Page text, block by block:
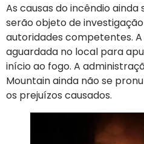
As causas do incêndio
serão objeto de
autoridades competentes.
aguardada no local para
início ao fogo. A
Mountain ainda não se
os prejuízos causados.